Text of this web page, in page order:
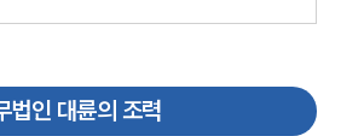
법인 대륜의 조력